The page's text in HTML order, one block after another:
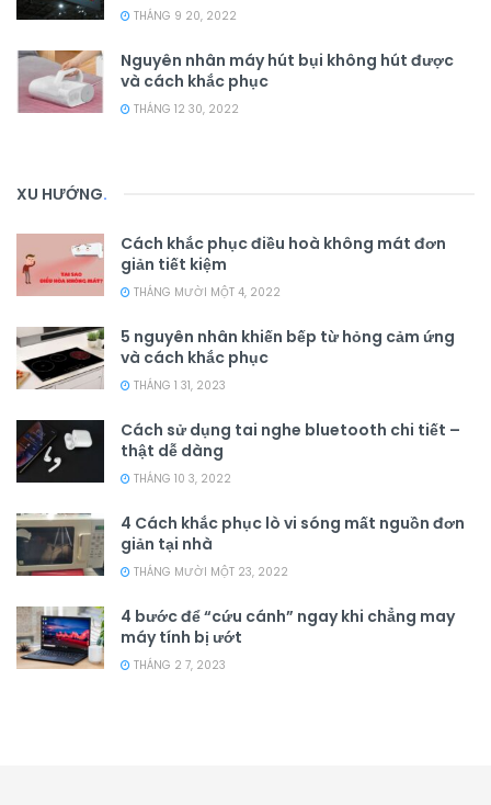
THÁNG 9 20, 2022
Nguyên nhân máy hút bụi không hút được
và cách khắc phục
THÁNG 12 30, 2022
XU HƯỚNG.
Cách khắc phục điều hoà không mát đơn
giản tiết kiệm
THÁNG MƯỜI MỘT 4, 2022
5 nguyên nhân khiến bếp từ hỏng cảm ứng
và cách khắc phục
THÁNG 1 31, 2023
Cách sử dụng tai nghe bluetooth chi tiết –
thật dễ dàng
THÁNG 10 3, 2022
4 Cách khắc phục lò vi sóng mất nguồn đơn
giản tại nhà
THÁNG MƯỜI MỘT 23, 2022
4 bước để “cứu cánh” ngay khi chẳng may
máy tính bị ướt
THÁNG 2 7, 2023